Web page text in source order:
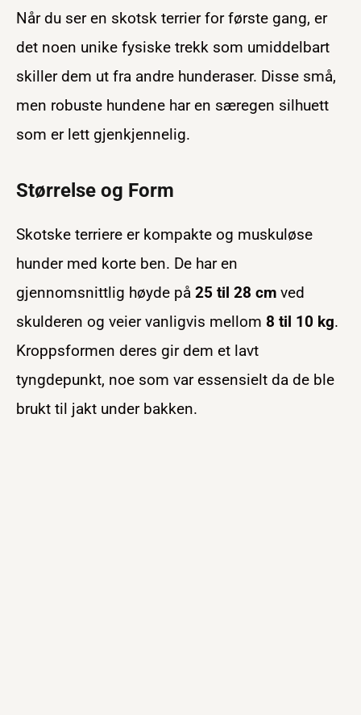
Når du ser en skotsk terrier for første gang, er
det noen unike fysiske trekk som umiddelbart
skiller dem ut fra andre hunderaser. Disse små,
men robuste hundene har en særegen silhuett
som er lett gjenkjennelig.
Størrelse og Form
Skotske terriere er kompakte og muskuløse
hunder med korte ben. De har en
gjennomsnittlig høyde på 25 til 28 cm ved
skulderen og veier vanligvis mellom 8 til 10 kg.
Kroppsformen deres gir dem et lavt
tyngdepunkt, noe som var essensielt da de ble
brukt til jakt under bakken.